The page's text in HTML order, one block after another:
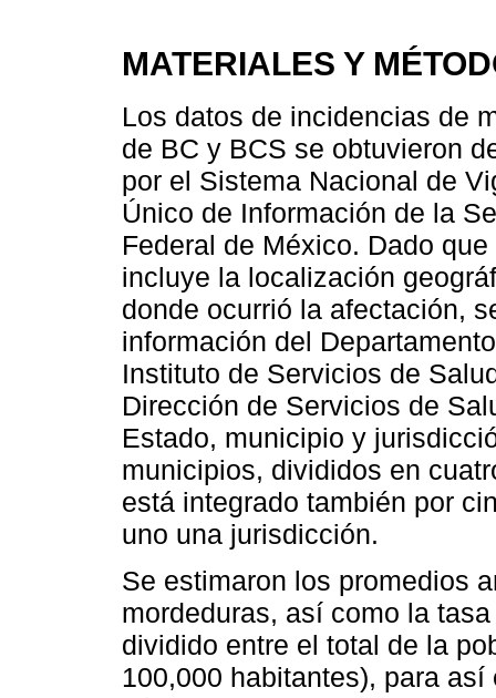
MATERIALES Y
Los datos de incidencias de
de BC y BCS se obtuvieron
por el Sistema Nacional de
Único de Información de la
Federal de México. Dado
incluye la localización
donde ocurrió la afectación,
información del
Instituto de Servicios de
Dirección de Servicios de
Estado, municipio y
municipios, divididos en
está integrado también por
uno una jurisdicción.
Se estimaron los promedios
mordeduras, así como la
dividido entre el total de la
100,000 habitantes), para